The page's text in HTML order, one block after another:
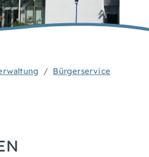
Bürgerservice